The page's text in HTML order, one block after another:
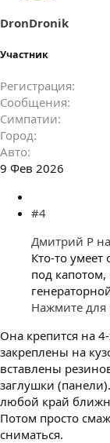
:
DronDronik
Участник
Регистрация
Сообщения
Симпатии
Город
Авто
9 Фев 2026
#4
Дмитрий Р
Кто-то умеет
под
Нажмите для
Она крепится на
закреплены на
вставлены
заглушки
любой край
Потом просто
сниматься.